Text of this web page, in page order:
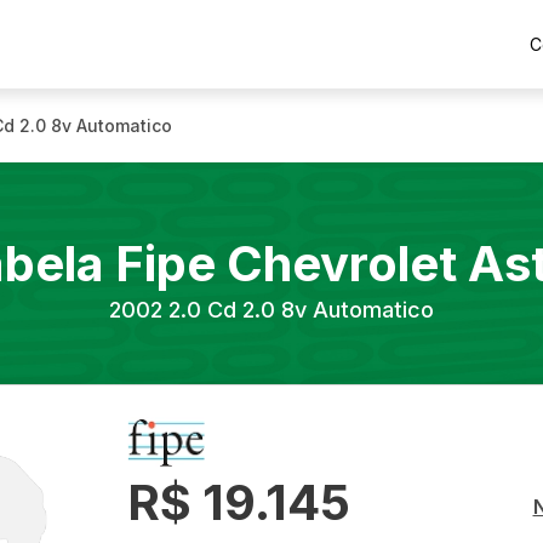
2.0 8v Automatico
Fipe Chevrolet
2002 2.0 Cd 2.0 8v Automatico
R$ 19.145